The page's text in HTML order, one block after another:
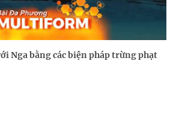
Nga bằng các biện pháp trừng phạt